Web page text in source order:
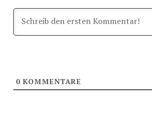
0KOMMENTARE